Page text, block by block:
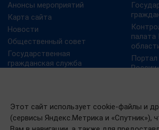
Этот сайт использует cookie-файлы и
(сервисы Яндекс.Метрика и «Спутник»),
Анонсы мероприятий
Карта сайта
Новости
Общественный совет
Государственная
гражданская служба
палата